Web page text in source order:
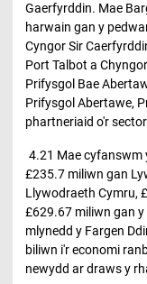
Gaerfyrddin. Mae
harwain gan y
Cyngor Sir
Port Talbot a
Prifysgol Bae
Prifysgol Abertawe,
phartneriaid o'r
4.21 Mae cyfanswm
£235.7 miliwn gan
Llywodraeth Cymru,
£629.67 miliwn gan
mlynedd y Fargen
biliwn i'r economi
newydd ar draws y